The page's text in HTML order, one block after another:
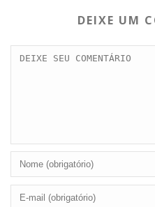
DEIXE UM